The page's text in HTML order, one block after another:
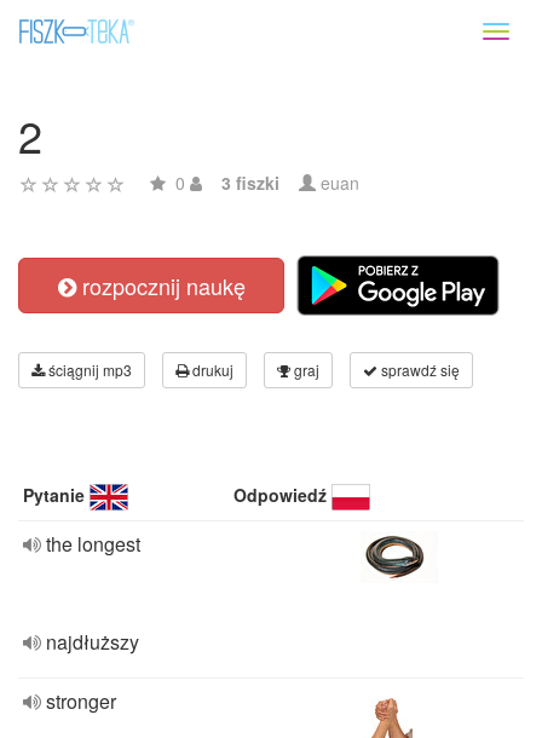
2
0 3 fiszki euan
rozpocznij naukę
ściągnij mp3 drukuj graj sprawdź się
Pytanie Odpowiedź
the longest
najdłuższy
stronger